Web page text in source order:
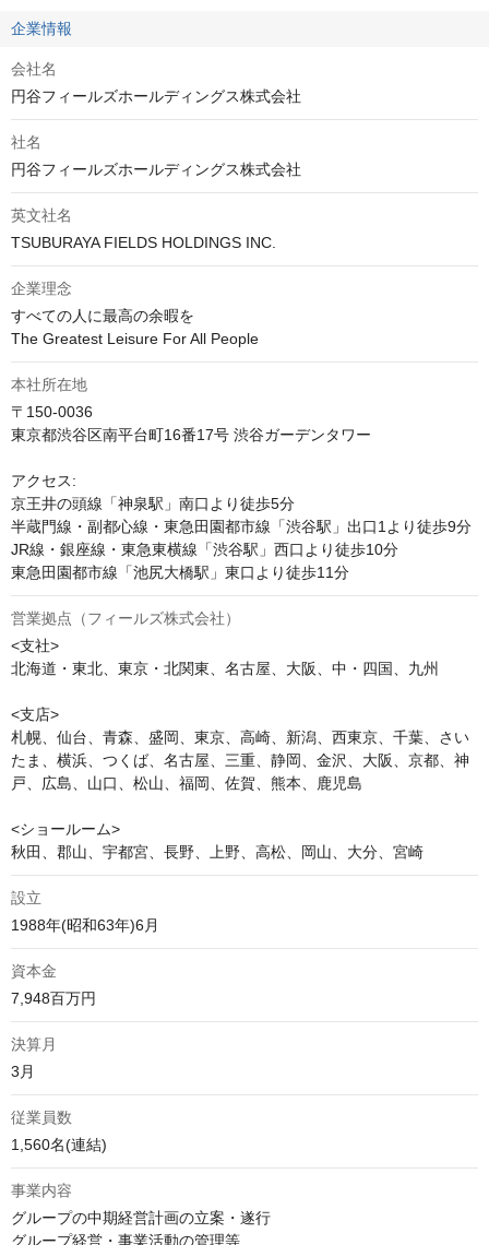
企業情報
会社名
円谷フィールズホールディングス株式会社
社名
円谷フィールズホールディングス株式会社
英文社名
TSUBURAYA FIELDS HOLDINGS INC.
企業理念
すべての人に最高の余暇を
The Greatest Leisure For All People
本社所在地
〒150-0036
東京都渋谷区南平台町16番17号 渋谷ガーデンタワー
アクセス:
京王井の頭線「神泉駅」南口より徒歩5分
半蔵門線・副都心線・東急田園都市線「渋谷駅」出口1より徒歩9分
JR線・銀座線・東急東横線「渋谷駅」西口より徒歩10分
東急田園都市線「池尻大橋駅」東口より徒歩11分
営業拠点（フィールズ株式会社）
<支社>
北海道・東北、東京・北関東、名古屋、大阪、中・四国、九州
<支店>
札幌、仙台、青森、盛岡、東京、高崎、新潟、西東京、千葉、さい
たま、横浜、つくば、名古屋、三重、静岡、金沢、大阪、京都、神
戸、広島、山口、松山、福岡、佐賀、熊本、鹿児島
<ショールーム>
秋田、郡山、宇都宮、長野、上野、高松、岡山、大分、宮崎
設立
1988年(昭和63年)6月
資本金
7,948百万円
決算月
3月
従業員数
1,560名(連結)
事業内容
グループの中期経営計画の立案・遂行
グループ経営・事業活動の管理等